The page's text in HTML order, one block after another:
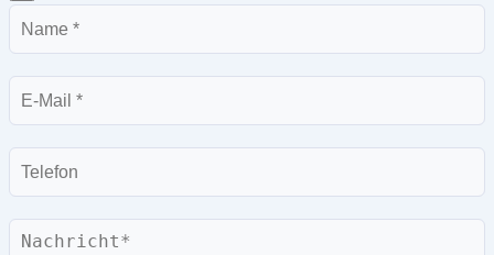
Name
E-
Mail
Telefon
Nachricht